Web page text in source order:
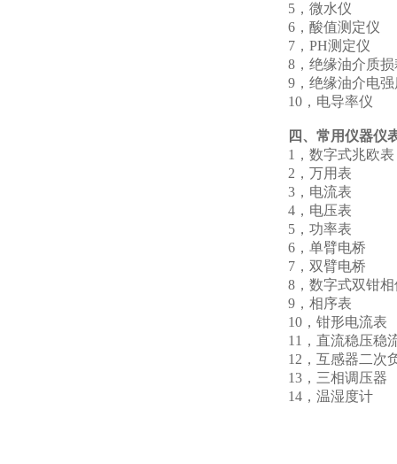
5，微水仪
6，酸值测
7，PH测
8，绝缘油介
9，绝缘油介
10，电导
四、常用仪器仪
1，数字式
2，万用
3，电
4，电
5，功
6，单臂
7，双臂
8，数字式双
9，相序表
10，钳形
11，直流稳
12，互感器二
13，三相
14，温